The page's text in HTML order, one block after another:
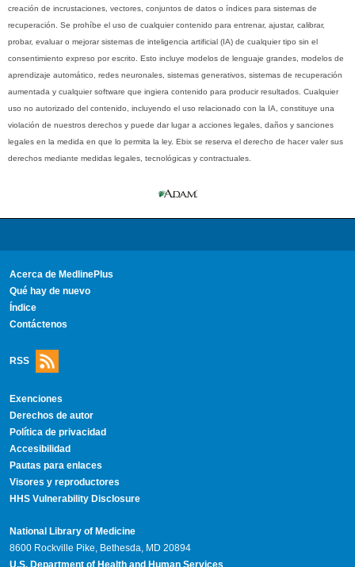
creación de incrustaciones, vectores, conjuntos de datos o índices para sistemas de
recuperación. Se prohíbe el uso de cualquier contenido para entrenar, ajustar, calibrar,
probar, evaluar o mejorar sistemas de inteligencia artificial (IA) de cualquier tipo sin el
consentimiento expreso por escrito. Esto incluye modelos de lenguaje grandes, modelos de
aprendizaje automático, redes neuronales, sistemas generativos, sistemas de recuperación
aumentada y cualquier software que ingiera contenido para producir resultados. Cualquier
uso no autorizado del contenido, incluyendo el uso relacionado con la IA, constituye una
violación de nuestros derechos y puede dar lugar a acciones legales, daños y sanciones
legales en la medida en que lo permita la ley. Ebix se reserva el derecho de hacer valer sus
derechos mediante medidas legales, tecnológicas y contractuales.
Acerca de MedlinePlus
Qué hay de nuevo
Índice
Contáctenos
RSS
Exenciones
Derechos de autor
Política de privacidad
Accesibilidad
Pautas para enlaces
Visores y reproductores
HHS Vulnerability Disclosure
National Library of Medicine
8600 Rockville Pike, Bethesda, MD 20894
U.S. Department of Health and Human Services